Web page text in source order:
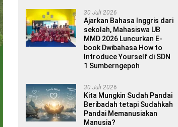
30 Juli 2026
Ajarkan Bahasa Inggris dari
sekolah, Mahasiswa UB
MMD 2026 Luncurkan E-
book Dwibahasa How to
Introduce Yourself di SDN
1 Sumberngepoh
30 Juli 2026
Kita Mungkin Sudah Pandai
Beribadah tetapi Sudahkah
Pandai Memanusiakan
Manusia?